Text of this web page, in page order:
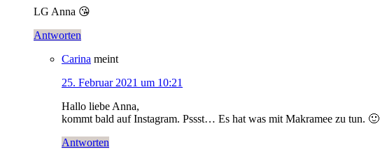
LG Anna 😘
Antworten
Carina meint
25. Februar 2021 um 10:21
Hallo liebe Anna,
kommt bald auf Instagram. Pssst… Es hat was mit Makramee zu tun. 🙂
Antworten